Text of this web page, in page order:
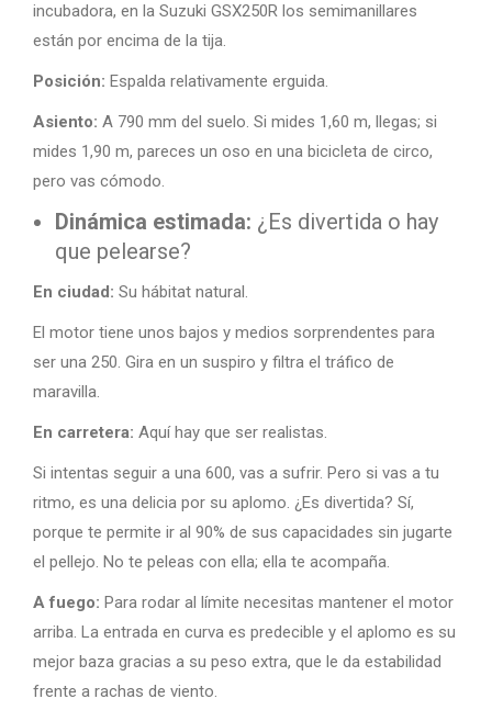
incubadora, en la Suzuki GSX250R los semimanillares
están por encima de la tija.
Posición: Espalda relativamente erguida.
Asiento: A 790 mm del suelo. Si mides 1,60 m, llegas; si
mides 1,90 m, pareces un oso en una bicicleta de circo,
pero vas cómodo.
Dinámica estimada: ¿Es divertida o hay
que pelearse?
En ciudad: Su hábitat natural.
El motor tiene unos bajos y medios sorprendentes para
ser una 250. Gira en un suspiro y filtra el tráfico de
maravilla.
En carretera: Aquí hay que ser realistas.
Si intentas seguir a una 600, vas a sufrir. Pero si vas a tu
ritmo, es una delicia por su aplomo. ¿Es divertida? Sí,
porque te permite ir al 90% de sus capacidades sin jugarte
el pellejo. No te peleas con ella; ella te acompaña.
A fuego: Para rodar al límite necesitas mantener el motor
arriba. La entrada en curva es predecible y el aplomo es su
mejor baza gracias a su peso extra, que le da estabilidad
frente a rachas de viento.